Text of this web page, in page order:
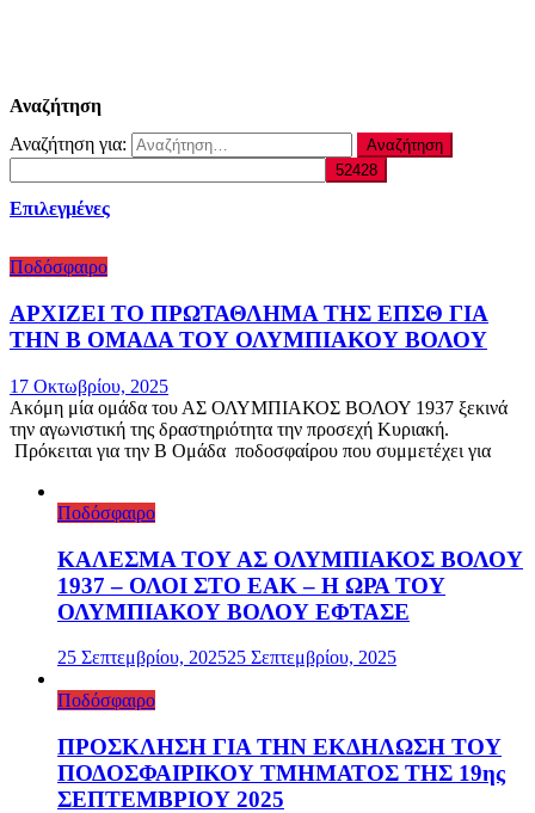
Αναζήτηση
Αναζήτηση για:
Επιλεγμένες
Ποδόσφαιρο
ΑΡΧΙΖΕΙ ΤΟ ΠΡΩΤΑΘΛΗΜΑ ΤΗΣ ΕΠΣΘ ΓΙΑ
ΤΗΝ Β ΟΜΑΔΑ ΤΟΥ ΟΛΥΜΠΙΑΚΟΥ ΒΟΛΟΥ
17 Οκτωβρίου, 2025
Ακόμη μία ομάδα του ΑΣ ΟΛΥΜΠΙΑΚΟΣ ΒΟΛΟΥ 1937 ξεκινά
την αγωνιστική της δραστηριότητα την προσεχή Κυριακή.
Πρόκειται για την Β Ομάδα ποδοσφαίρου που συμμετέχει για
Ποδόσφαιρο
ΚΑΛΕΣΜΑ ΤΟΥ ΑΣ ΟΛΥΜΠΙΑΚΟΣ ΒΟΛΟΥ
1937 – ΟΛΟΙ ΣΤΟ ΕΑΚ – Η ΩΡΑ ΤΟΥ
ΟΛΥΜΠΙΑΚΟΥ ΒΟΛΟΥ ΕΦΤΑΣΕ
25 Σεπτεμβρίου, 202525 Σεπτεμβρίου, 2025
Ποδόσφαιρο
ΠΡΟΣΚΛΗΣΗ ΓΙΑ ΤΗΝ ΕΚΔΗΛΩΣΗ ΤΟΥ
ΠΟΔΟΣΦΑΙΡΙΚΟΥ ΤΜΗΜΑΤΟΣ ΤΗΣ 19ης
ΣΕΠΤΕΜΒΡΙΟΥ 2025